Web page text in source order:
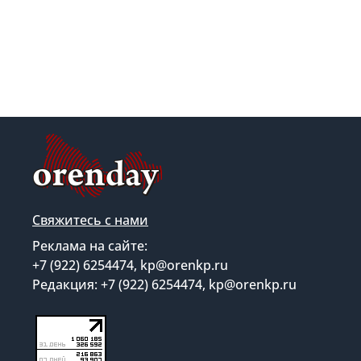
Свяжитесь с нами
Реклама на сайте:
+7 (922) 6254474, kp@orenkp.ru
Редакция: +7 (922) 6254474, kp@orenkp.ru